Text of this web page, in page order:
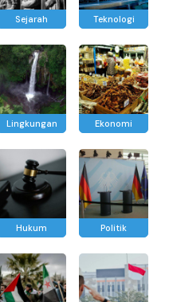
Sejarah Teknologi
Lingkungan Ekonomi
Hukum Politik